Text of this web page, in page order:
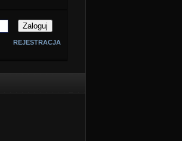
REJESTRACJA